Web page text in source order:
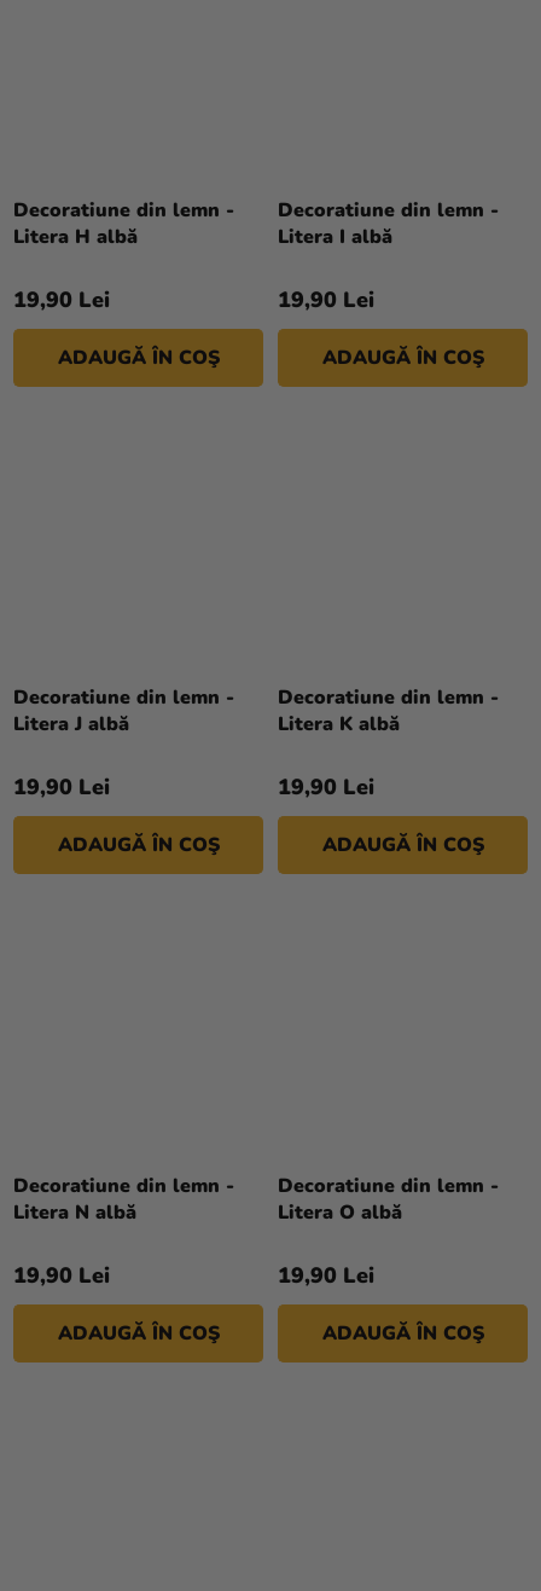
Decoratiune din lemn -
Litera H albă
19,90 Lei
ADAUGĂ ÎN COŞ
Decoratiune din lemn -
Litera I albă
19,90 Lei
ADAUGĂ ÎN COŞ
Decoratiune din lemn -
Litera J albă
19,90 Lei
ADAUGĂ ÎN COŞ
Decoratiune din lemn -
Litera K albă
19,90 Lei
ADAUGĂ ÎN COŞ
Decoratiune din lemn -
Litera N albă
19,90 Lei
ADAUGĂ ÎN COŞ
Decoratiune din lemn -
Litera O albă
19,90 Lei
ADAUGĂ ÎN COŞ